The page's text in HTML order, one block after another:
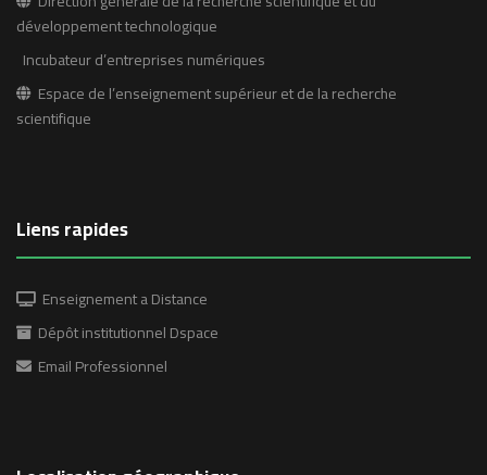
développement technologique
Incubateur d’entreprises numériques
Espace de l’enseignement supérieur et de la recherche
scientifique
Liens rapides
Enseignement a Distance
Dépôt institutionnel Dspace
Email Professionnel